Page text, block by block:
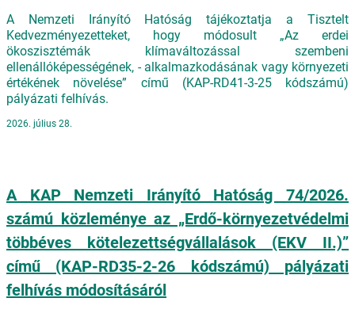
A Nemzeti Irányító Hatóság tájékoztatja a Tisztelt
Kedvezményezetteket, hogy módosult „Az erdei
ökoszisztémák klímaváltozással szembeni
ellenállóképességének, - alkalmazkodásának vagy környezeti
értékének növelése” című (KAP-RD41-3-25 kódszámú)
pályázati felhívás.
2026. július 28.
A KAP Nemzeti Irányító Hatóság 74/2026.
számú közleménye az „Erdő-környezetvédelmi
többéves kötelezettségvállalások (EKV II.)”
című (KAP-RD35-2-26 kódszámú) pályázati
felhívás módosításáról